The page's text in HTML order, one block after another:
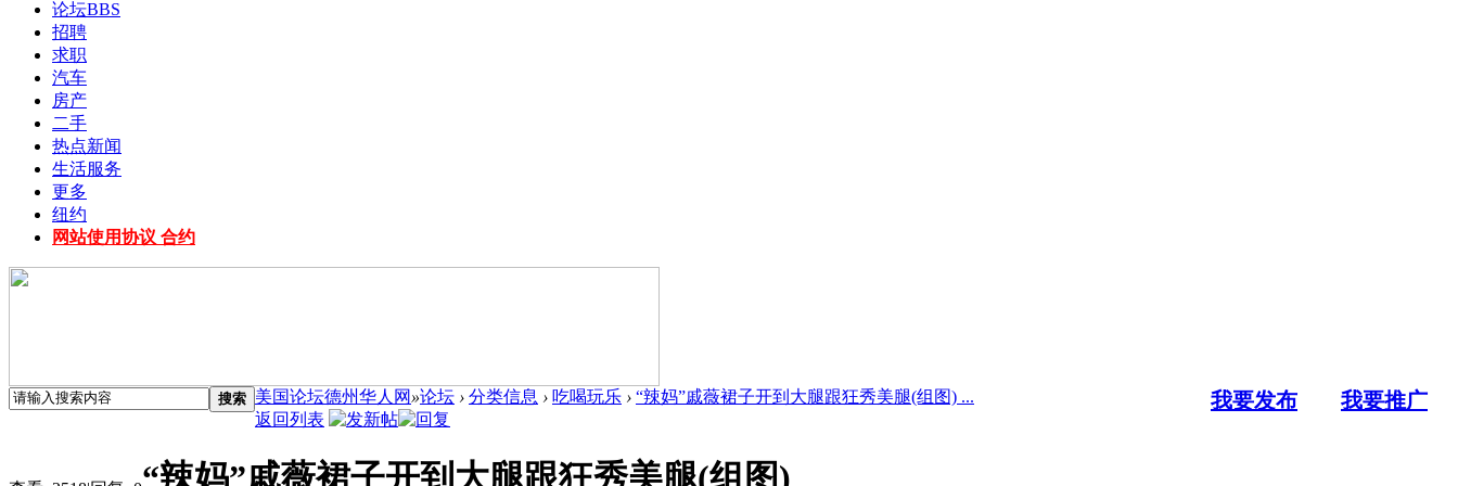
论坛BBS
招聘
求职
汽车
房产
二手
热点新闻
生活服务
更多
纽约
网站使用协议 合约
搜索 我要发布 我要推广
美国论坛德州华人网 »论坛 › 分类信息 › 吃喝玩乐 › “辣妈”戚薇裙子开到大腿跟狂秀美腿(组图) ...
返回列表
“辣妈”戚薇裙子开到大腿跟狂秀美腿(组图)